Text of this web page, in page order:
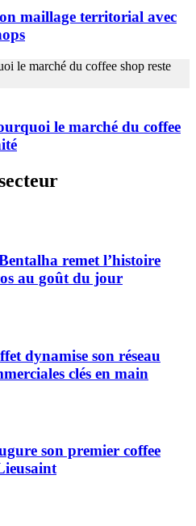
maillage territorial avec
le marché du coffee
remet l’histoire
au goût du jour
dynamise son réseau
clés en main
son premier coffee